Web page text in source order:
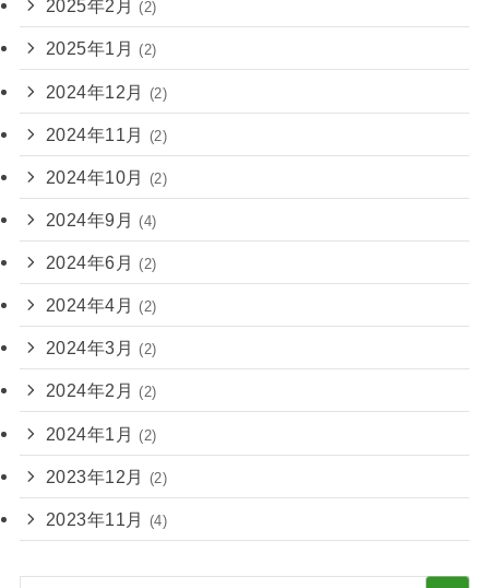
2025年2月 (2)
2025年1月 (2)
2024年12月 (2)
2024年11月 (2)
2024年10月 (2)
2024年9月 (4)
2024年6月 (2)
2024年4月 (2)
2024年3月 (2)
2024年2月 (2)
2024年1月 (2)
2023年12月 (2)
2023年11月 (4)